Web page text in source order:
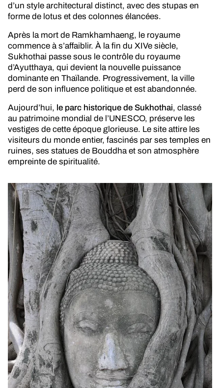
d’un style architectural distinct, avec des stupas en
forme de lotus et des colonnes élancées.
Après la mort de Ramkhamhaeng, le royaume
commence à s’affaiblir. À la fin du XIVe siècle,
Sukhothai passe sous le contrôle du royaume
d’Ayutthaya, qui devient la nouvelle puissance
dominante en Thaïlande. Progressivement, la ville
perd de son influence politique et est abandonnée.
Aujourd’hui, le parc historique de Sukhothai, classé
au patrimoine mondial de l’UNESCO, préserve les
vestiges de cette époque glorieuse. Le site attire les
visiteurs du monde entier, fascinés par ses temples en
ruines, ses statues de Bouddha et son atmosphère
empreinte de spiritualité.